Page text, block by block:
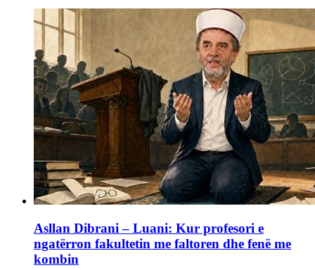
Asllan Dibrani – Luani: Kur profesori e
ngatërron fakultetin me faltoren dhe fenë me
kombin